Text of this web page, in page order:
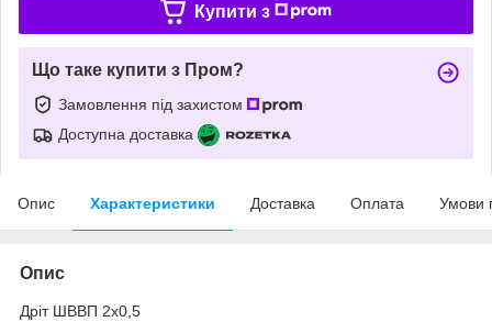
Купити з
Що таке купити з Пром?
Замовлення під захистом
Доступна доставка
Опис Характеристики Доставка Оплата Умови
Опис
Дріт ШВВП 2х0,5